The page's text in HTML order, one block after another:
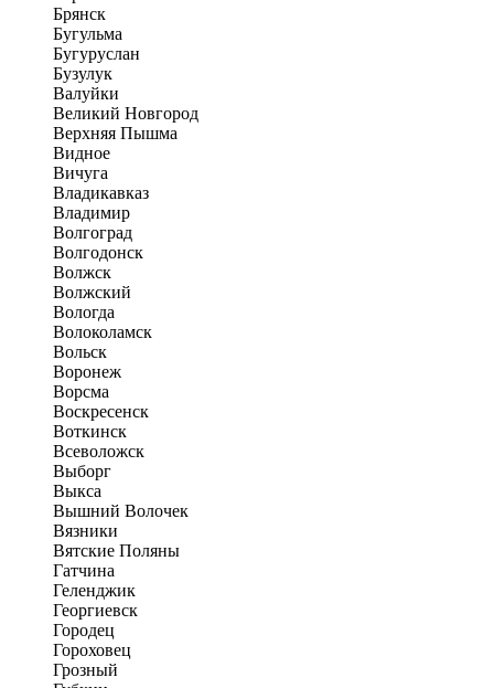
Брянск
Бугульма
Бугуруслан
Бузулук
Валуйки
Великий Новгород
Верхняя Пышма
Видное
Вичуга
Владикавказ
Владимир
Волгоград
Волгодонск
Волжск
Волжский
Вологда
Волоколамск
Вольск
Воронеж
Ворсма
Воскресенск
Воткинск
Всеволожск
Выборг
Выкса
Вышний Волочек
Вязники
Вятские Поляны
Гатчина
Геленджик
Георгиевск
Городец
Гороховец
Грозный